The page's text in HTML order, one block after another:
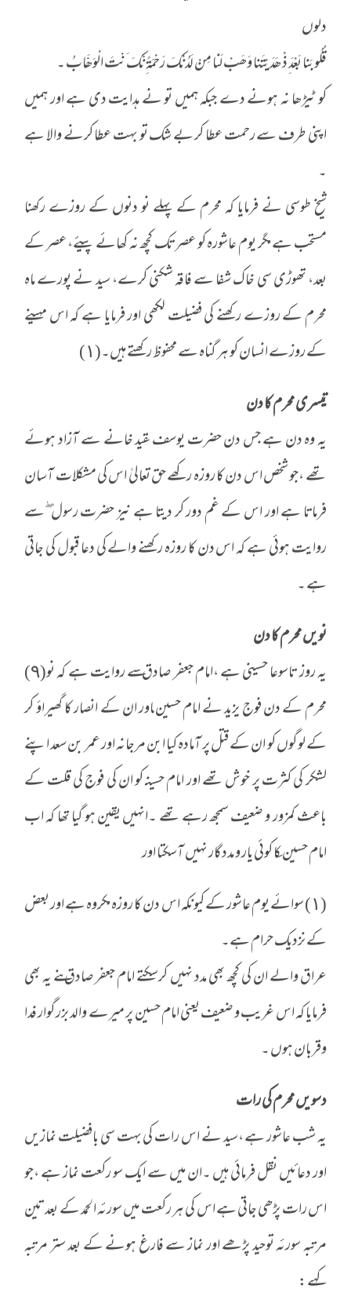
دلوں
قُلُوبَنا بَعْدَ ِذْ ھَدَیْتَنا وَھَبْ لَنا مِنْ لَدُنْکَ رَحْمَةً ِنَّکَ َنْتَ الْوَھَّابُ ۔
کو ٹیڑھا نہ ہونے دے جبکہ ہمیں تو نے ہدایت دی ہے اور ہمیں
اپنی طرف سے رحمت عطا کر بے شک تو بہت عطا کرنے والا ہے
۔
شیخ طوسی نے فرمایا کہ محرم کے پہلے نو دنوں کے روزے رکھنا
مستحب ہے مگر یوم عاشورہ کو عصر تک کچھ نہ کھائے پیئے، عصر کے
بعد، تھوڑی سی خاک شفا سے فاقہ شکنی کرے، سید نے پورے ماہ
محرم کے روزے رکھنے کی فضیلت لکھی اور فرمایا ہے کہ اس مہینے
کے روزے انسان کو ہر گناہ سے محفوظ رکھتے ہیں۔(١)
تیسری محرم کا دن
یہ وہ دن ہے جس دن حضرت یوسف ـقید خانے سے آزاد ہوئے
تھے ،جو شخص اس دن کا روزہ رکھے حق تعالیٰ اس کی مشکلات آسان
فرماتا ہے اور اس کے غم دور کر دیتا ہے نیز حضرت رسول ۖسے
روایت ہوئی ہے کہ اس دن کا روزہ رکھنے والے کی دعا قبول کی جاتی
ہے ۔
نویں محرم کا دن
یہ روز تاسوعا حسینی ہے ،امام جعفر صادق ـسے روایت ہے کہ نو(٩)
محرم کے دن فوج یزید نے امام حسین ـاور ان کے انصار کا گھیراؤ کر
کے لوگوں کو ان کے قتل پر آمادہ کیا ابن مرجانہ اور عمر بن سعد اپنے
لشکر کی کثرت پر خوش تھے اور امام حسینـ کو ان کی فوج کی قلت کے
باعث کمزور و ضعیف سمجھ رہے تھے ۔انہیں یقین ہو گیا تھا کہ اب
امام حسین ـکا کوئی یار و مددگار نہیں آسکتا اور
(١) سوائے یوم عاشور کے کیونکہ اس دن کا روزہ مکروہ ہے اور بعض
کے نزدیک حرام ہے۔
عراق والے ان کی کچھ بھی مدد نہیں کرسکتے امام جعفر صادق ـنے یہ بھی
فرمایا کہ اس غریب و ضعیف یعنی امام حسین ـ پر میرے والد بزرگوار فدا
وقربان ہوں ۔
دسویں محرم کی رات
یہ شب عاشور ہے ،سید نے اس رات کی بہت سی بافضیلت نمازیں
اور دعائیں نقل فرمائی ہیں ۔ان میں سے ایک سو رکعت نماز ہے ،جو
اس رات پڑھی جاتی ہے اس کی ہر رکعت میں سورئہ الحمد کے بعد تین
مرتبہ سورئہ توحید پڑھے اور نماز سے فارغ ہونے کے بعد ستر مرتبہ
کہے :